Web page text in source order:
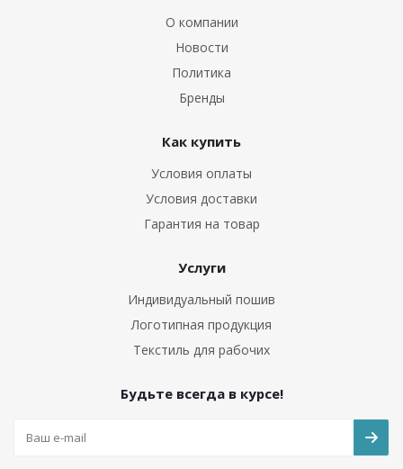
О компании
Новости
Политика
Бренды
Как купить
Условия оплаты
Условия доставки
Гарантия на товар
Услуги
Индивидуальный пошив
Логотипная продукция
Текстиль для рабочих
Будьте всегда в курсе!